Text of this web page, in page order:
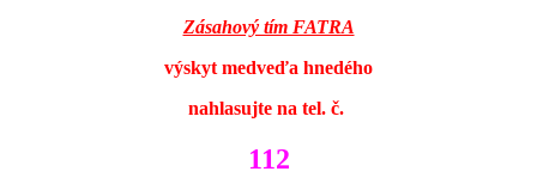
Zásahový tím FATRA
výskyt medveďa hnedého
nahlasujte na tel. č.
112